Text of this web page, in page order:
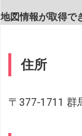
地図情報が取得で
住所
〒377-1711 群